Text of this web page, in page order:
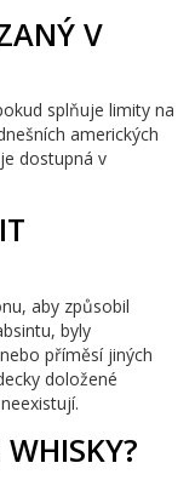
V
splňuje limity na
amerických
dostupná v
aby způsobil
byly
příměsí jiných
doložené
WHISKY?